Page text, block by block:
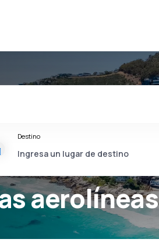
aerolíneas
Destino